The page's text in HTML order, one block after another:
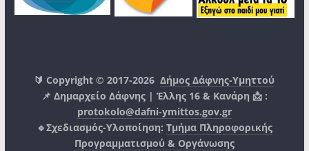
🔰 Copyright © 2017-2026Δήμος Δάφνης-Υμηττού
📌 Δημαρχείο Δάφνης | Έλλης 16 & Κανάρη 📩 :
protokolo@dafni-ymittos.gov.gr
🔹Σχεδιασμός-Υλοποίηση: Τμήμα Πληροφορικής
Προγραμματισμού & Οργάνωσης